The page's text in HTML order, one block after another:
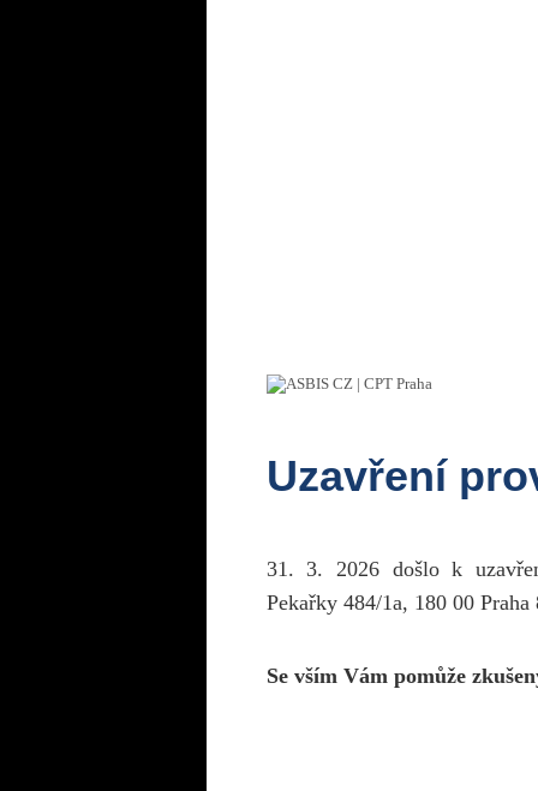
Uzavření
31. 3. 2026 došlo k
Pekařky 484/1a, 180 00 Praha
Se vším Vám pomůže